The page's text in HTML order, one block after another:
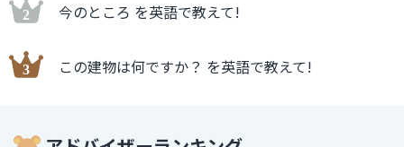
今のところ を英語で教えて!
この建物は何ですか？ を英語で教えて!